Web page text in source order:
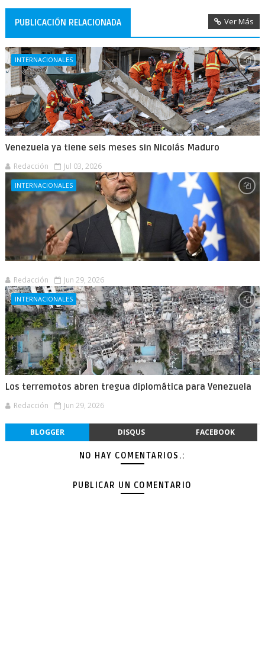
PUBLICACIÓN RELACIONADA Ver Más
INTERNACIONALES
Venezuela ya tiene seis meses sin Nicolás Maduro
Redacción Jul 03, 2026
INTERNACIONALES
Redacción Jun 29, 2026
INTERNACIONALES
Los terremotos abren tregua diplomática para Venezuela
Redacción Jun 29, 2026
BLOGGER DISQUS FACEBOOK
NO HAY COMENTARIOS.:
PUBLICAR UN COMENTARIO